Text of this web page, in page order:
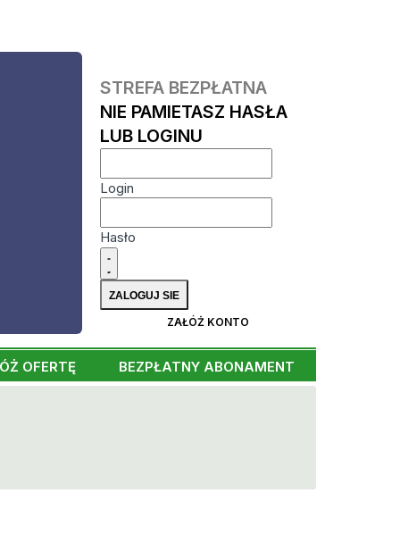
STREFA BEZPŁATNA
NIE PAMIETASZ HASŁA
LUB LOGINU
Login
Hasło
ZAŁÓŻ KONTO
OFERTĘ BEZPŁATNY ABONAMENT